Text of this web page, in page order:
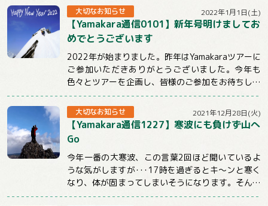
大切なお知らせ 2022年1月1日(土)
【Yamakara通信0101】新年号明けましてお
めでとうございます
2022年が始まりました。昨年はYamakaraツアーに
ご参加いただきありがとうございました。今年も
色々とツアーを企画し、皆様のご参加をお待ちして
おります。引き続きYamakaraを...
大切なお知らせ 2021年12月28日(火)
【Yamakara通信1227】寒波にも負けず山へ
Go
今年一番の大寒波、この言葉2回ほど聞いているよ
うな気がしますが･･･17時を過ぎるとキ～ンと寒く
なり、体が固まってしまいそうになります。そんな
時こそ体を動かしてぽかぽかにしないとだめ...